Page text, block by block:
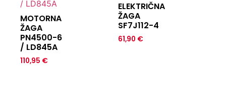
MOTORNA
ŽAGA
PN4500-6
/ LD845A
110,95 €
ELEKTRIČNA
ŽAGA
SF7J112-4
61,90 €